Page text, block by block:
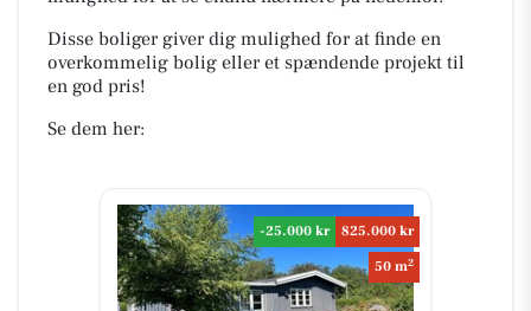
Disse boliger giver dig mulighed for at finde en
overkommelig bolig eller et spændende projekt til
en god pris!
Se dem her:
-25.000 kr
825.000 kr
50 m2